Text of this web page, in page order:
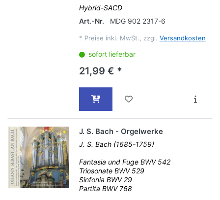
Hybrid-SACD
Art.-Nr.
MDG 902 2317-6
* Preise inkl. MwSt., zzgl. Versandkosten
sofort lieferbar
21,99 € *
J. S. Bach - Orgelwerke
J. S. Bach (1685-1759)
Fantasia und Fuge BWV 542
Triosonate BWV 529
Sinfonia BWV 29
Partita BWV 768